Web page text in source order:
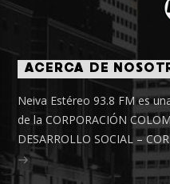
ACERCA DE
Neiva Estéreo 93.8 FM es
de la CORPORACIÓN
DESARROLLO SOCIAL –